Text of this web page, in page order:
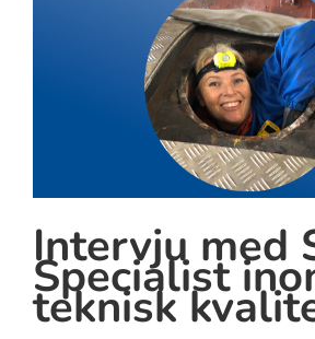
Intervju med
Specialist
teknisk